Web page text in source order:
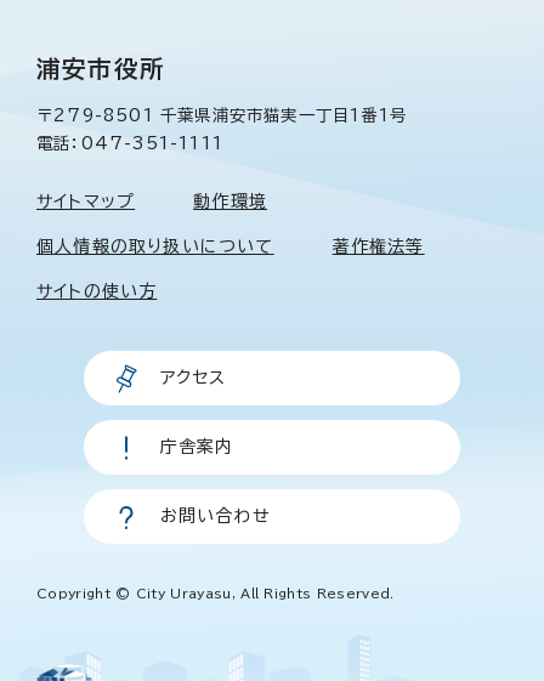
浦安市役所
〒279-8501 千葉県浦安市猫実一丁目1番1号
電話：047-351-1111
サイトマップ 動作環境
個人情報の取り扱いについて 著作権法等
サイトの使い方
アクセス
庁舎案内
お問い合わせ
Copyright © City Urayasu, All Rights Reserved.